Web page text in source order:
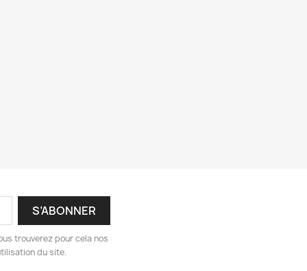
trouverez pour cela nos
du site.